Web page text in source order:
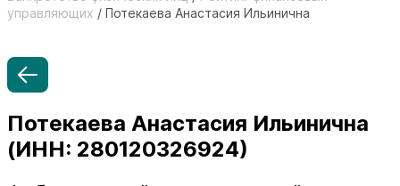
управляющих / Потекаева Анастасия Ильинична
Потекаева Анастасия Ильинична
(ИНН: 280120326924)